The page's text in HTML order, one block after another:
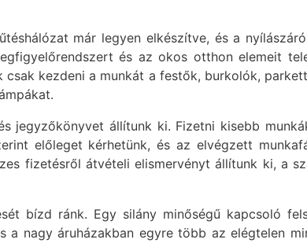
már legyen elkészítve, és a
és az okos otthon elemeit
kezdeni a munkát a festők, burkolók,
jegyzőkönyvet állítunk ki. Fizetni kisebb
előleget kérhetünk, és az elvégzett
fizetésről átvételi elismervényt állítunk ki, a
bízd ránk. Egy silány minőségű kapcsoló
nagy áruházakban egyre több az elégtelen